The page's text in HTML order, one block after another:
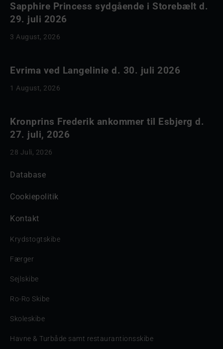
Sapphire Princess sydgående i Storebælt d.
29. juli 2026
3 August, 2026
Evrima ved Langelinie d. 30. juli 2026
1 August, 2026
Kronprins Frederik ankommer til Esbjerg d.
27. juli, 2026
28 Juli, 2026
Database
Cookiepolitik
Kontakt
Krydstogtskibe
Færger
Sejlskibe
Ro-Ro Skibe
Skoleskibe
Havne & Turbåde samt restaurantionsskibe